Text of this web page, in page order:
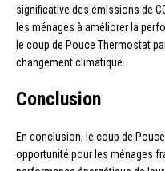
significative des émissions de
les ménages à améliorer la
le coup de Pouce Thermostat
changement climatique.
Conclusion
En conclusion, le coup de
opportunité pour les ménages